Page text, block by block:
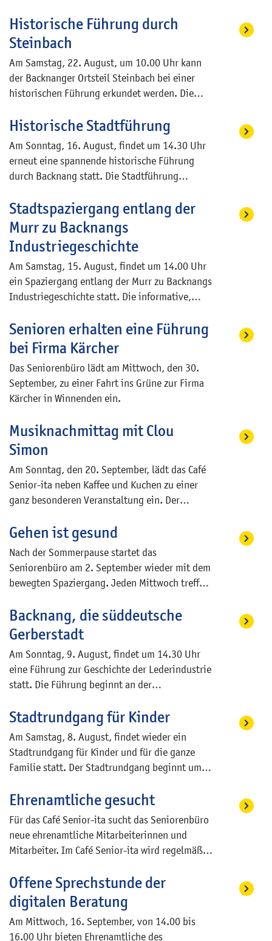
Historische Führung durch
Steinbach
Am Samstag, 22. August, um 10.00 Uhr kann
der Backnanger Ortsteil Steinbach bei einer
historischen Führung erkundet werden. Die
und kostet sieben Euro.
Historische Stadtführung
Am Sonntag, 16. August, findet um 14.30 Uhr
erneut eine spannende historische Führung
durch Backnang statt. Die Stadtführung
fünf Euro.
Stadtspaziergang entlang der
Murr zu Backnangs
Industriegeschichte
Am Samstag, 15. August, findet um 14.00 Uhr
ein Spaziergang entlang der Murr zu Backnangs
Industriegeschichte statt. Die informative,
Bushaltestelle „Marienheim“ beim Finanzamt,
der ehemaligen Spinnerei Adolff (Spinnerei
sind vorhanden.
Senioren erhalten eine Führung
bei Firma Kärcher
Das Seniorenbüro lädt am Mittwoch, den 30.
September, zu einer Fahrt ins Grüne zur Firma
Kärcher in Winnenden ein.
Musiknachmittag mit Clou
Simon
Am Sonntag, den 20. September, lädt das Café
Senior-ita neben Kaffee und Kuchen zu einer
ganz besonderen Veranstaltung ein. Der
Schlagern und Evergreens für beste
Unterhaltung. Clou Simon ist den
Backnangerinnen und Backnangern vom
Straßenfest bekannt, tritt unter anderem auf
Kreuzfahrtschiffen auf und begeistert mit seiner
sympathischen Art musikalisch sein Publikum.
Ein Fahrdienst wird angeboten. Zur
Veranstaltung und für den Fahrdienst ist eine
Anmeldung erforderlich. Weitere Informationen
erteilt das Seniorenbüro, Im Biegel 13, oder
telefonisch unter 07191 894-319.
Gehen ist gesund
Nach der Sommerpause startet das
Seniorenbüro am 2. September wieder mit dem
bewegten Spaziergang. Jeden Mittwoch treffen
gemeinsamen Spazierengehen haben. Die
Bewegungsleiter laden während der
leichte Gymnastikübungen durchzuführen, die
zur Beweglichkeit und Stabilisierung
beitragen. Sich in der Gemeinschaft zu
sich zu unterhalten, fördert das Denken, beugt
Krankheiten vor und trägt dazu bei, bis ins
hohe Alter glücklich und fit zu bleiben. Neu
Interessierte sind herzlich willkommen. Eine
mittwochs um 15.00 Uhr vor dem
Seniorenbüro, Im Biegel 13.
Backnang, die süddeutsche
Gerberstadt
Am Sonntag, 9. August, findet um 14.30 Uhr
eine Führung zur Geschichte der Lederindustrie
statt. Die Führung beginnt an der
Um passende Bezahlung direkt vor Ort wird
gebeten.
Stadtrundgang für Kinder
Am Samstag, 8. August, findet wieder ein
Stadtrundgang für Kinder und für die ganze
Familie statt. Der Stadtrundgang beginnt um
und dauert 60 Minuten. Der Preis pro Familie
beträgt sieben Euro.
Ehrenamtliche gesucht
Für das Café Senior-ita sucht das Seniorenbüro
neue ehrenamtliche Mitarbeiterinnen und
Mitarbeiter. Im Café Senior-ita wird regelmäßig
Getränken und selbst gebackenen Kuchen
bewirtet. Dienstags ist ab 14.00 Uhr
Spielenachmittag im Saal des Seniorenbüros.
Dort treffen sich Skatspieler und andere
Offene Sprechstunde der
digitalen Beratung
Am Mittwoch, 16. September, von 14.00 bis
16.00 Uhr bieten Ehrenamtliche des